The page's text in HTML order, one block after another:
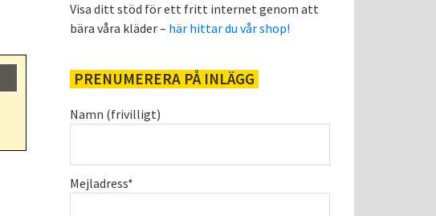
Visa ditt stöd för ett fritt internet genom att
bära våra kläder – här hittar du vår shop!
PRENUMERERA PÅ INLÄGG
Namn (frivilligt)
Mejladress*